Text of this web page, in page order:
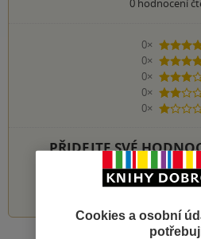
0hodnocení
0×
5
0×
4
0×
3
0×
2
0×
1
PŘIDEJTE SVÉ
1 2 3 4 5
Cookies a osobní